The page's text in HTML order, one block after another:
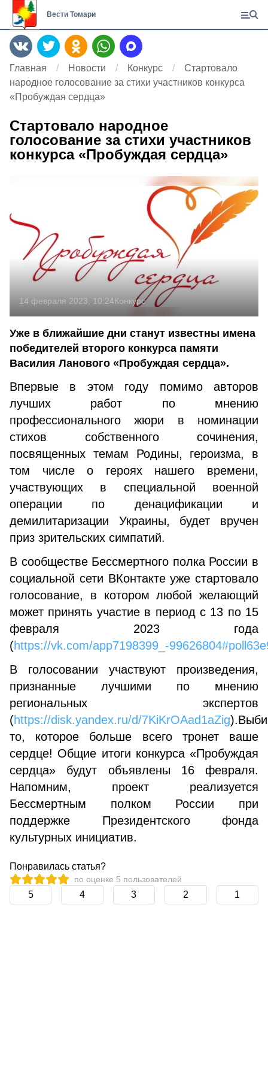
Вести Томари
Главная Новости Конкурс
Стартовало
народное голосование за стихи участников конкурса
«Пробуждая сердца»
Стартовало народное
голосование за стихи участников
конкурса «Пробуждая сердца»
14 февраля 2023, 10:24Конкурс
Уже в ближайшие дни станут известны имена
победителей второго конкурса памяти
Василия Ланового «Пробуждая сердца».
Впервые в этом году помимо авторов
лучших работ по мнению
профессионального жюри в номинации
стихов собственного сочинения,
посвященных темам Родины, героизма, в
том числе о героях нашего времени,
участвующих в специальной военной
операции по денацификации и
демилитаризации Украины, будет вручен
приз зрительских симпатий.
В сообществе Бессмертного полка России в
социальной сети ВКонтакте уже стартовало
голосование, в котором любой желающий
может принять участие в период с 13 по 15
февраля 2023 года
(https://vk.com/app7198399_-
В голосовании участвуют произведения,
признанные лучшими по мнению
региональных экспертов
(https://disk.yandex.ru/d/7KiKrOAad1aZig
то, которое больше всего тронет ваше
сердце! Общие итоги конкурса «Пробуждая
сердца» будут объявлены 16 февраля.
Напомним, проект реализуется
Бессмертным полком России при
поддержке Президентского фонда
культурных инициатив.
Понравилась статья?
по оценке 5 пользователей
5 4 3 2 1